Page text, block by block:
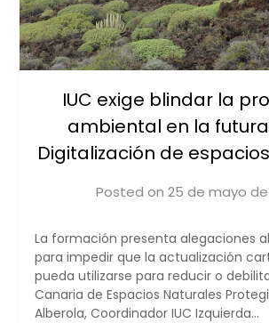
IUC exige blindar la
ambiental en la
Digitalización de
Posted on 25 de mayo de
La formación presenta alegaciones
para impedir que la actualización
pueda utilizarse para reducir o
Canaria de Espacios Naturales
Alberola, Coordinador IUC Izquierda…